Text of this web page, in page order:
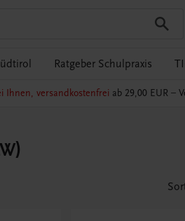
Ratgeber Schulpraxis
Ihnen, versandkostenfrei ab 29,00 EUR –